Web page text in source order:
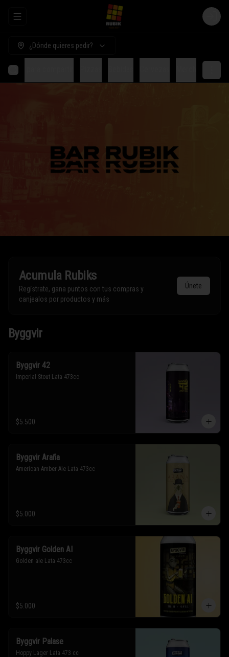
Abrir menu de navegación Login
¿Dónde quieres pedir?
Comida para compartir
Acumula Rubiks
Regístrate, gana puntos con tus compras y
canjealos por productos y más
Únete
Byggvir
Byggvir 42
Imperial Stout Lata 473cc
$5.500
Byggvir Araña
American Amber Ale Lata 473cc
$5.000
Byggvir Golden AI
Golden ale Lata 473cc
$5.000
Byggvir Palase
Hoppy Lager Lata 473 cc